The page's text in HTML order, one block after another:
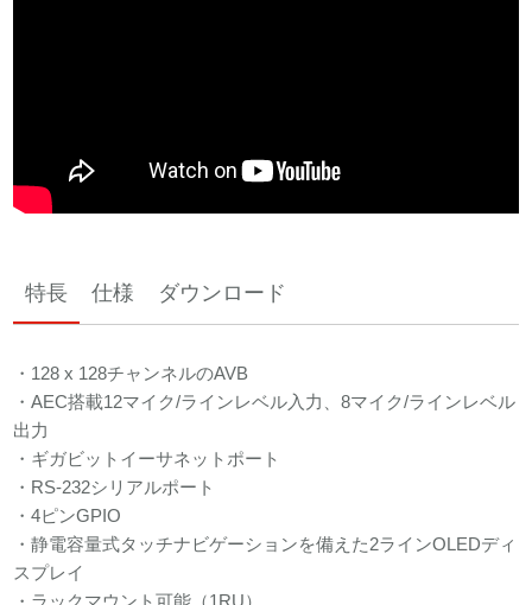
特長 仕様 ダウンロード
・128 x 128チャンネルのAVB
・AEC搭載12マイク/ラインレベル入力、8マイク/ラインレベル
出力
・ギガビットイーサネットポート
・RS-232シリアルポート
・4ピンGPIO
・静電容量式タッチナビゲーションを備えた2ラインOLEDディ
スプレイ
・ラックマウント可能（1RU）